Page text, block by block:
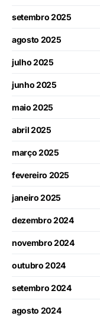
setembro 2025
agosto 2025
julho 2025
junho 2025
maio 2025
abril 2025
março 2025
fevereiro 2025
janeiro 2025
dezembro 2024
novembro 2024
outubro 2024
setembro 2024
agosto 2024